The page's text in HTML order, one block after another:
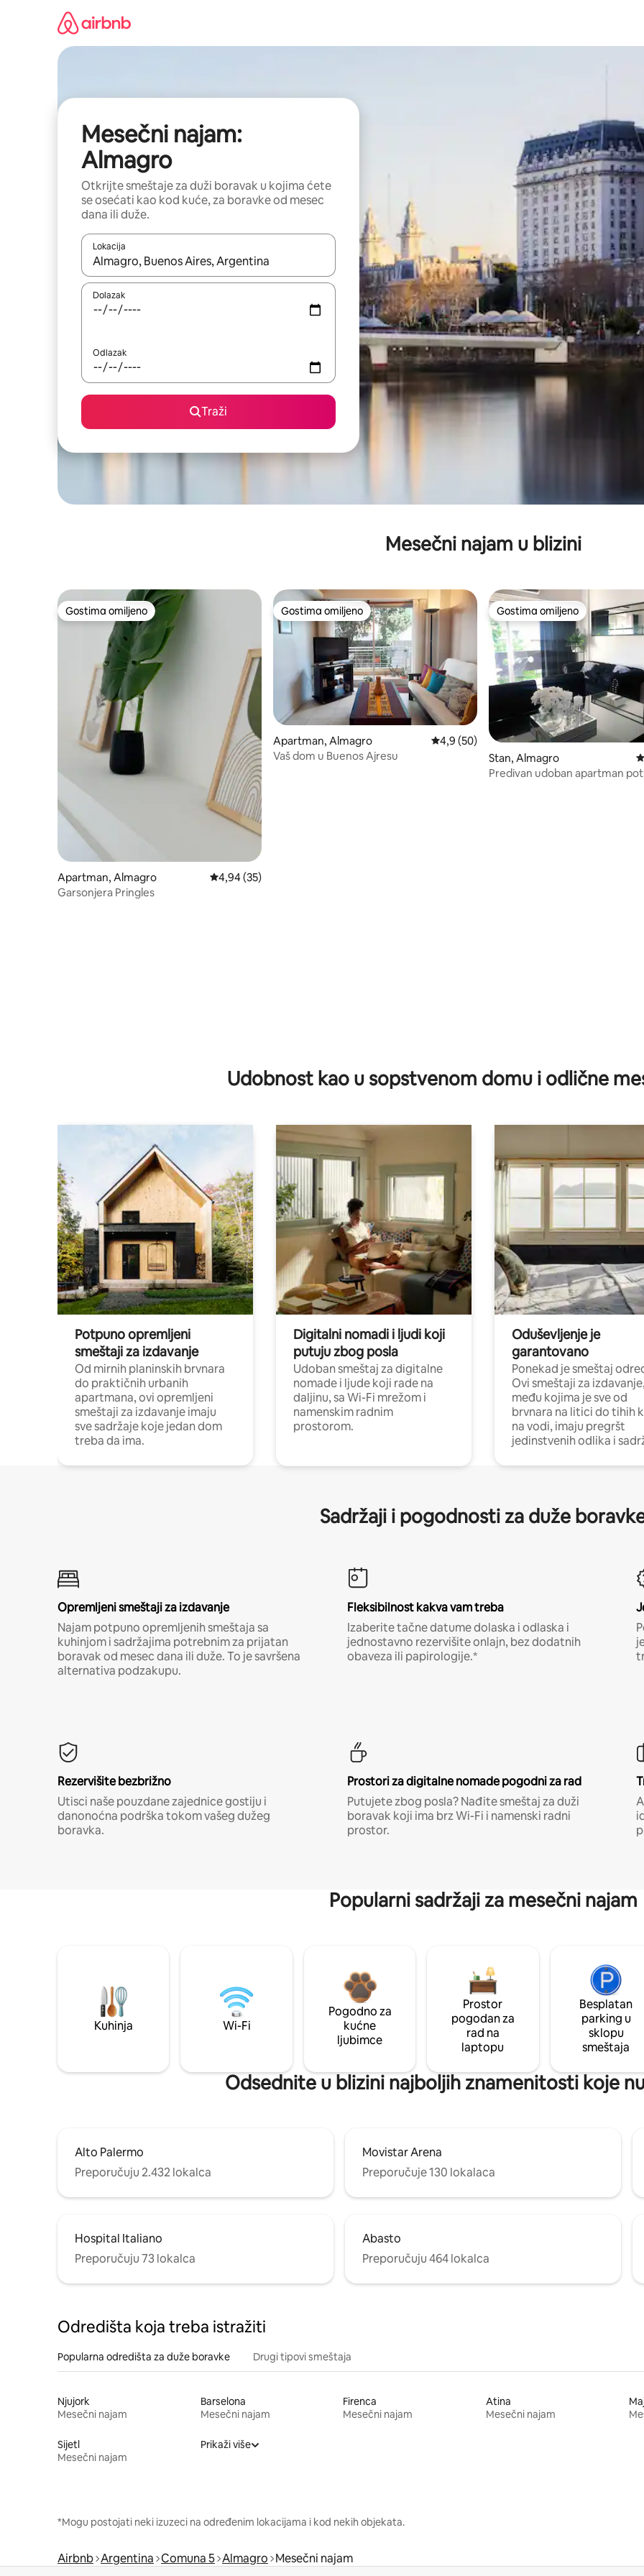
Mesečni najam:
Almagro
Otkrijte smeštaje za duži boravak u kojima ćete
se osećati kao kod kuće, za boravke od mesec
dana ili duže.
Lokacija
Kad su rezultati dostupni, možete da se krećete kroz njih pomoću strelica nagore i nadole, kao i da ih istražujte dodirom
Dolazak
Odlazak
Traži
Mesečni najam u blizini
Gostima omiljeno
Gostima omiljeno
Apartman, Almagro Prosečna ocena 4,94 od 5, utisaka: 35
4,94 (35)
Garsonjera Pringles
Gostima omiljeno
Gostima omiljeno
Apartman, Almagro Prosečna ocena 4,9 od 5, utisaka: 50
4,9 (50)
Vaš dom u Buenos Ajresu
Gostima omiljeno
Gostima omiljeno
Stan, Almagro
Predivan udoban apartman
Udobnost kao u sopstvenom domu i odlične
Potpuno opremljeni
smeštaji za izdavanje
Od mirnih planinskih brvnara
do praktičnih urbanih
apartmana, ovi opremljeni
smeštaji za izdavanje imaju
sve sadržaje koje jedan dom
treba da ima.
Digitalni nomadi i ljudi koji
putuju zbog posla
Udoban smeštaj za digitalne
nomade i ljude koji rade na
daljinu, sa Wi-Fi mrežom i
namenskim radnim
prostorom.
Oduševljenje je
garantovano
Ponekad je smeštaj
Ovi smeštaji za
među kojima je sve od
brvnara na litici do tihih
na vodi, imaju pregršt
jedinstvenih odlika i
Sadržaji i pogodnosti za duže
Opremljeni smeštaji za izdavanje
Najam potpuno opremljenih smeštaja sa
kuhinjom i sadržajima potrebnim za prijatan
boravak od mesec dana ili duže. To je savršena
alternativa podzakupu.
Fleksibilnost kakva vam treba
Izaberite tačne datume dolaska i odlaska i
jednostavno rezervišite onlajn, bez dodatnih
obaveza ili papirologije.*
Rezervišite bezbrižno
Utisci naše pouzdane zajednice gostiju i
danonoćna podrška tokom vašeg dužeg
boravka.
Prostori za digitalne nomade pogodni za rad
Putujete zbog posla? Nađite smeštaj za duži
boravak koji ima brz Wi-Fi i namenski radni
prostor.
Popularni sadržaji za mesečni najam
Kuhinja Wi-Fi
Pogodno za
kućne
ljubimce
Prostor
pogodan za
rad na
laptopu
Besplatan
parking u
sklopu
smeštaja
Odsednite u blizini najboljih znamenitosti koje
Alto Palermo
Preporučuju 2.432 lokalca
Movistar Arena
Preporučuje 130 lokalaca
Hospital Italiano
Preporučuju 73 lokalca
Abasto
Preporučuju 464 lokalca
Odredišta koja treba istražiti
Popularna odredišta za duže boravke Drugi tipovi smeštaja
Njujork
Mesečni najam
Barselona
Mesečni najam
Firenca
Mesečni najam
Atina
Mesečni najam
Sijetl
Mesečni najam
Prikaži više
*Mogu postojati neki izuzeci na određenim lokacijama i kod nekih objekata.
Airbnb Argentina Comuna 5 Almagro Mesečni najam